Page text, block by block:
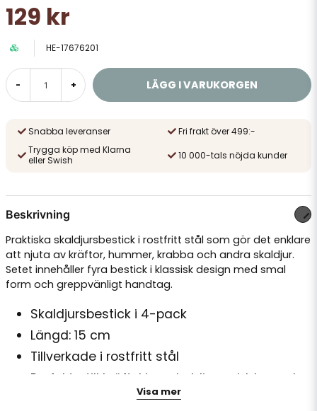
129 kr
HE-17676201
- + LÄGG I VARUKORGEN
Snabba leveranser
Fri frakt över 499:-
Trygga köp med Klarna
eller Swish
10 000-tals nöjda kunder
Beskrivning
Praktiska skaldjursbestick i rostfritt stål som gör det enklare
att njuta av kräftor, hummer, krabba och andra skaldjur.
Setet innehåller fyra bestick i klassisk design med smal
form och greppvänligt handtag.
Skaldjursbestick i 4-pack
Längd: 15 cm
Tillverkade i rostfritt stål
Perfekta till kräftskiva, skaldjursmiddag och
Visa mer